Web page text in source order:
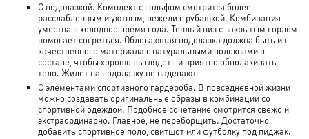
С водолазкой. Комплект с гольфом смотрится более
расслабленным и уютным, нежели с рубашкой. Комбинация
уместна в холодное время года. Теплый низ с закрытым горлом
помогает согреться. Облегающая водолазка должна быть из
качественного материала с натуральными волокнами в
составе, чтобы хорошо выглядеть и приятно обволакивать
тело. Жилет на водолазку не надевают.
С элементами спортивного гардероба. В повседневной жизни
можно создавать оригинальные образы в комбинации со
спортивной одеждой. Подобное сочетание смотрится свежо и
экстраординарно. Главное, не переборщить. Достаточно
добавить спортивное поло, свитшот или футболку под пиджак.